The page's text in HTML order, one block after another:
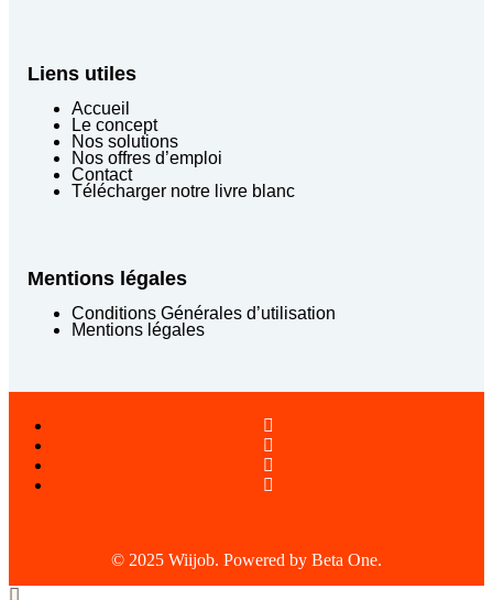
Liens utiles
Accueil
Le concept
Nos solutions
Nos offres d’emploi
Contact
Télécharger notre livre blanc
Mentions légales
Conditions Générales d’utilisation
Mentions légales
© 2025 Wiijob. Powered by Beta One.